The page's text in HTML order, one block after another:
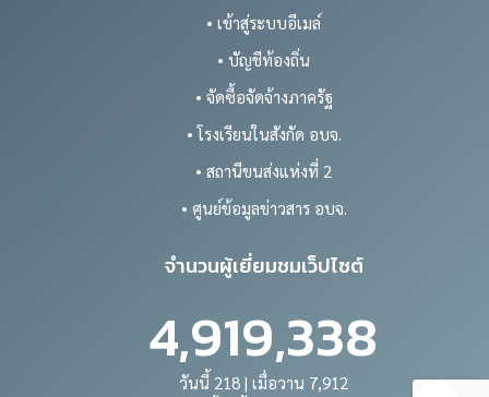
• เข้าสู่ระบบอีเมล์
• บัญชีท้องถิ่น
• จัดซื้อจัดจ้างภาครัฐ
• โรงเรียนในสังกัด อบจ.
• สถานีขนส่งแห่งที่ 2
• ศูนย์ข้อมูลข่าวสาร อบจ.
จำนวนผู้เยี่ยมชมเว็ปไซต์
4,919,338
วันนี้ 218 | เมื่อวาน 7,912